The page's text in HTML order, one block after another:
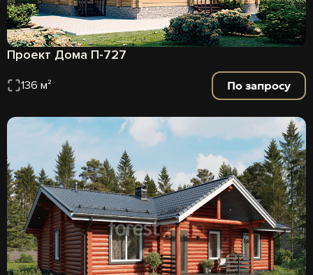
Проект Дома П-727
136 м² По запросу